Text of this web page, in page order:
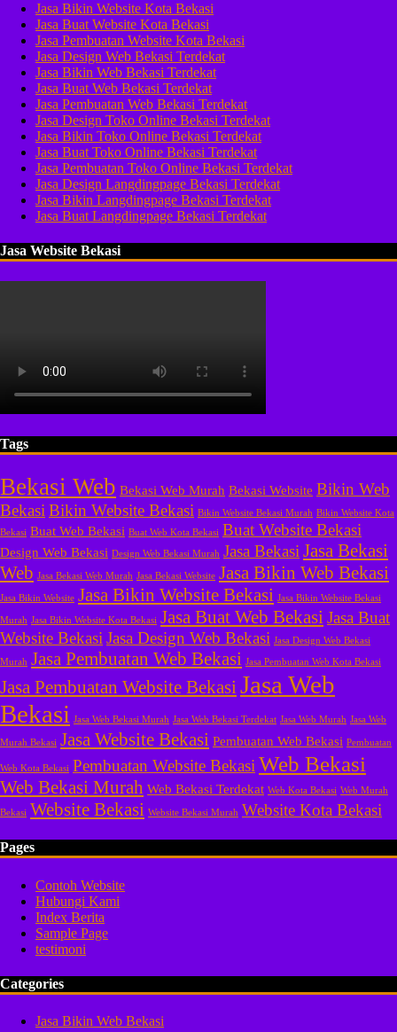
Jasa Bikin Website Kota Bekasi
Jasa Buat Website Kota Bekasi
Jasa Pembuatan Website Kota Bekasi
Jasa Design Web Bekasi Terdekat
Jasa Bikin Web Bekasi Terdekat
Jasa Buat Web Bekasi Terdekat
Jasa Pembuatan Web Bekasi Terdekat
Jasa Design Toko Online Bekasi Terdekat
Jasa Bikin Toko Online Bekasi Terdekat
Jasa Buat Toko Online Bekasi Terdekat
Jasa Pembuatan Toko Online Bekasi Terdekat
Jasa Design Langdingpage Bekasi Terdekat
Jasa Bikin Langdingpage Bekasi Terdekat
Jasa Buat Langdingpage Bekasi Terdekat
Jasa Website Bekasi
Tags
Bekasi Web Bekasi Web Murah Bekasi Website Bikin Web
Bekasi Bikin Website Bekasi Bikin Website Bekasi Murah Bikin Website Kota
Bekasi Buat Web Bekasi Buat Web Kota Bekasi Buat Website Bekasi
Design Web Bekasi Design Web Bekasi Murah Jasa Bekasi Jasa Bekasi
Web Jasa Bekasi Web Murah Jasa Bekasi Website Jasa Bikin Web Bekasi
Jasa Bikin Website Jasa Bikin Website Bekasi Jasa Bikin Website Bekasi
Murah Jasa Bikin Website Kota Bekasi Jasa Buat Web BekasiJasa Buat
Website Bekasi Jasa Design Web Bekasi Jasa Design Web Bekasi
Murah Jasa Pembuatan Web Bekasi Jasa Pembuatan Web Kota Bekasi
Jasa Pembuatan Website BekasiJasa Web
Bekasi Jasa Web Bekasi Murah Jasa Web Bekasi Terdekat Jasa Web Murah Jasa Web
Murah Bekasi Jasa Website Bekasi Pembuatan Web Bekasi Pembuatan
Web Kota Bekasi Pembuatan Website Bekasi Web Bekasi
Web Bekasi Murah Web Bekasi Terdekat Web Kota Bekasi Web Murah
Bekasi Website Bekasi Website Bekasi Murah Website Kota Bekasi
Pages
Contoh Website
Hubungi Kami
Index Berita
Sample Page
testimoni
Categories
Jasa Bikin Web Bekasi